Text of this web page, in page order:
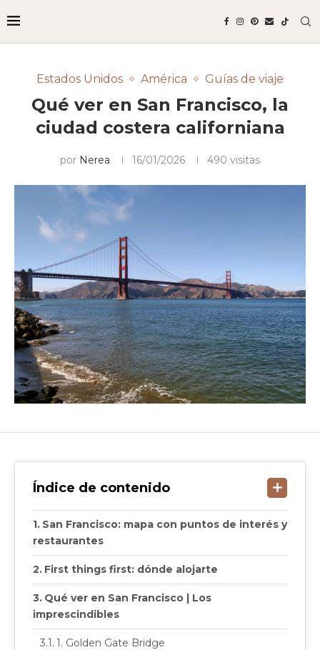
Estados Unidos América Guías de viaje
Qué ver en San Francisco, la
ciudad costera californiana
por Nerea 16/01/2026 490 visitas
Índice de contenido
San Francisco: mapa con puntos de interés y
restaurantes
First things first: dónde alojarte
Qué ver en San Francisco | Los
imprescindibles
1. Golden Gate Bridge